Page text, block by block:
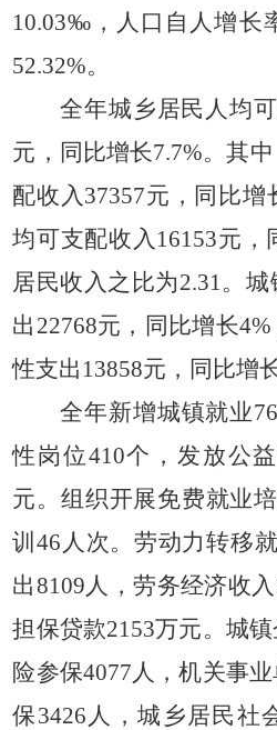
10.03‰，人口自人增长
52.32%。
全年城乡居民人均
元，同比增长7.7%。其
配收入37357元，同比增
均可支配收入16153元，
居民收入之比为2.31。
出22768元，同比增长
性支出13858元，同比增
全年新增城镇就业
性岗位410个，发放公
元。组织开展免费就业
训46人次。劳动力转移
出8109人，劳务经济收
担保贷款2153万元。城
险参保4077人，机关事
保3426人，城乡居民社